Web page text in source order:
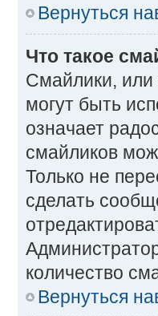
Вернуться
Что такое
Смайлики,
могут быть
означает
смайликов
Только не
сделать
количество
Вернуться